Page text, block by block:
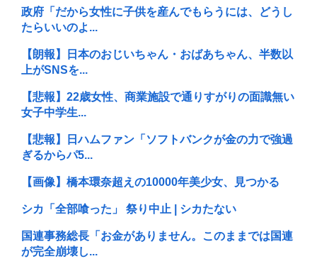
政府「だから女性に子供を産んでもらうには、どうし
たらいいのよ...
【朗報】日本のおじいちゃん・おばあちゃん、半数以
上がSNSを...
【悲報】22歳女性、商業施設で通りすがりの面識無い
女子中学生...
【悲報】日ハムファン「ソフトバンクが金の力で強過
ぎるからパ5...
【画像】橋本環奈超えの10000年美少女、見つかる
シカ「全部喰った」 祭り中止 | シカたない
国連事務総長「お金がありません。このままでは国連
が完全崩壊し...